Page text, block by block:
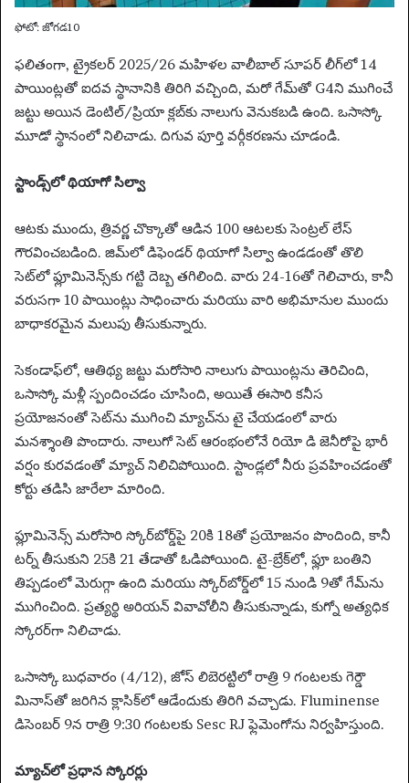
ఫోటో: జోగడ10
ఫలితంగా, ట్రైకలర్ 2025/26 మహిళల వాలీబాల్ సూపర్ లీగ్‌లో 14
పాయింట్లతో ఐదవ స్థానానికి తిరిగి వచ్చింది, మరో గేమ్‌తో G4ని ముగించే
జట్టు అయిన డెంటిల్/ప్రియా క్లబ్‌కు నాలుగు వెనుకబడి ఉంది. ఒసాస్కో
మూడో స్థానంలో నిలిచాడు. దిగువ పూర్తి వర్గీకరణను చూడండి.
స్టాండ్స్‌లో థియాగో సిల్వా
ఆటకు ముందు, త్రివర్ణ చొక్కాతో ఆడిన 100 ఆటలకు సెంట్రల్ లేస్
గౌరవించబడింది. జిమ్‌లో డిఫెండర్ థియాగో సిల్వా ఉండడంతో తొలి
సెట్‌లో ఫ్లూమినెన్స్‌కు గట్టి దెబ్బ తగిలింది. వారు 24-16తో గెలిచారు, కానీ
వరుసగా 10 పాయింట్లు సాధించారు మరియు వారి అభిమానుల ముందు
బాధాకరమైన మలుపు తీసుకున్నారు.
సెకండాఫ్‌లో, ఆతిథ్య జట్టు మరోసారి నాలుగు పాయింట్లను తెరిచింది,
ఒసాస్కో మళ్లీ స్పందించడం చూసింది, అయితే ఈసారి కనీస
ప్రయోజనంతో సెట్‌ను ముగించి మ్యాచ్‌ను టై చేయడంలో వారు
మనశ్శాంతి పొందారు. నాలుగో సెట్ ఆరంభంలోనే రియో ​​డి జెనీరోపై భారీ
వర్షం కురవడంతో మ్యాచ్ నిలిచిపోయింది. స్టాండ్లలో నీరు ప్రవహించడంతో
కోర్టు తడిసి జారేలా మారింది.
ఫ్లూమినెన్స్ మరోసారి స్కోర్‌బోర్డ్‌పై 20కి 18తో ప్రయోజనం పొందింది, కానీ
టర్న్ తీసుకుని 25కి 21 తేడాతో ఓడిపోయింది. టై-బ్రేక్‌లో, ఫ్లూ బంతిని
తిప్పడంలో మెరుగ్గా ఉంది మరియు స్కోర్‌బోర్డ్‌లో 15 నుండి 9తో గేమ్‌ను
ముగించింది. ప్రత్యర్థి అరియన్ వివావోలీని తీసుకున్నాడు, కుగ్నో అత్యధిక
స్కోరర్‌గా నిలిచాడు.
ఒసాస్కో బుధవారం (4/12), జోస్ లిబెరట్టిలో రాత్రి 9 గంటలకు గెర్డౌ
మినాస్‌తో జరిగిన క్లాసిక్‌లో ఆడేందుకు తిరిగి వచ్చాడు. Fluminense
డిసెంబర్ 9న రాత్రి 9:30 గంటలకు Sesc RJ ఫ్లెమెంగోను నిర్వహిస్తుంది.
మ్యాచ్‌లో ప్రధాన స్కోరర్లు